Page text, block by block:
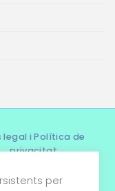
legal i Política de
privacitat
Termes i condicions
per